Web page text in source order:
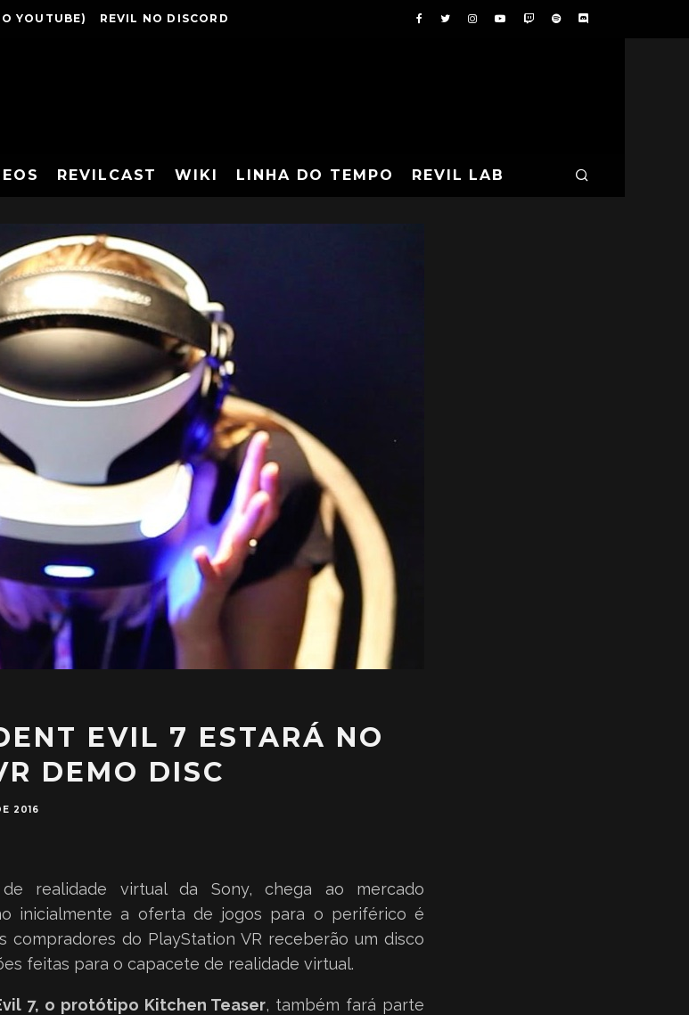
YOUTUBE) REVIL NO DISCORD
REVILCAST WIKI LINHA DO TEMPO REVIL LAB
EVIL 7 ESTARÁ NO
DEMO DISC
2016
realidade virtual da Sony, chega ao mercado
inicialmente a oferta de jogos para o periférico é
compradores do PlayStation VR receberão um disco
feitas para o capacete de realidade virtual.
7, o protótipo Kitchen Teaser, também fará parte